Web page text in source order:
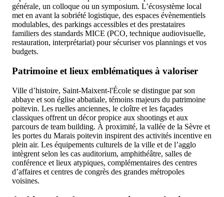
générale, un colloque ou un symposium. L’écosystème local
met en avant la sobriété logistique, des espaces évènementiels
modulables, des parkings accessibles et des prestataires
familiers des standards MICE (PCO, technique audiovisuelle,
restauration, interprétariat) pour sécuriser vos plannings et vos
budgets.
Patrimoine et lieux emblématiques à valoriser
Ville d’histoire, Saint‑Maixent‑l'École se distingue par son
abbaye et son église abbatiale, témoins majeurs du patrimoine
poitevin. Les ruelles anciennes, le cloître et les façades
classiques offrent un décor propice aux shootings et aux
parcours de team building. À proximité, la vallée de la Sèvre et
les portes du Marais poitevin inspirent des activités incentive en
plein air. Les équipements culturels de la ville et de l’agglo
intègrent selon les cas auditorium, amphithéâtre, salles de
conférence et lieux atypiques, complémentaires des centres
d’affaires et centres de congrès des grandes métropoles
voisines.